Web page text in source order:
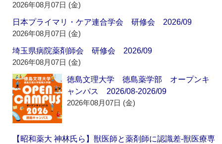
2026年08月07日 (金)
日本プライマリ・ケア連合学会 研修会 2026/09
2026年08月07日 (金)
埼玉県病院薬剤師会 研修会 2026/09
2026年08月07日 (金)
徳島文理大学 徳島薬学部 オープンキ
ャンパス 2026/08-2026/09
2026年08月07日 (金)
【昭和薬大 神林氏ら】獣医師と薬剤師に認識差‐獣医療専